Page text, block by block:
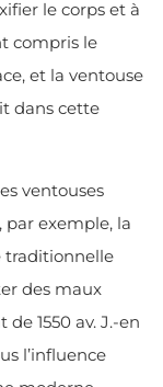
le corps et à
compris le
et la ventouse
dans cette
ventouses
par exemple, la
traditionnelle
des maux
1550 av. J.-en
l’influence